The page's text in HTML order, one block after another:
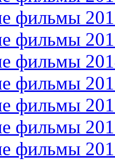
фильмы
фильмы
фильмы
фильмы
фильмы
фильмы
фильмы